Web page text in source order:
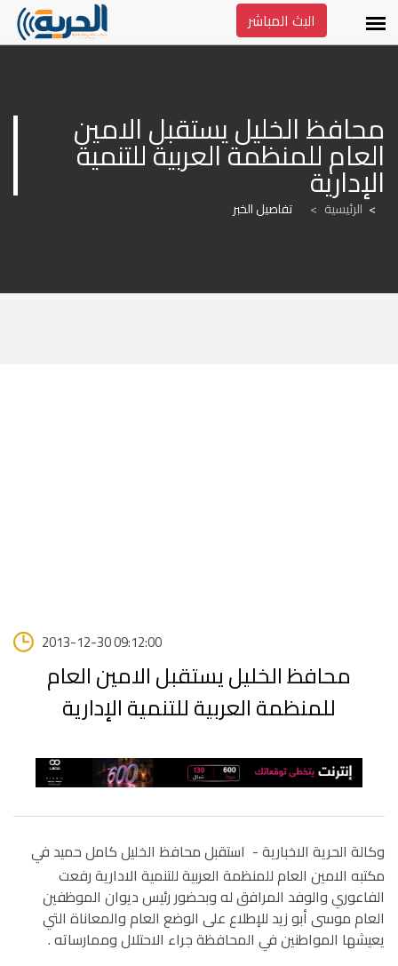
البث المباشر
العام للمنظمة العربية للتنمية
الإدارية
الرئيسية > تفاصيل الخبر
2013-12-30 09:12:00
محافظ الخليل يستقبل الامين العام
للمنظمة العربية للتنمية الإدارية
وكالة الحرية الاخبارية - استقبل محافظ الخليل كامل حميد في
مكتبه الامين العام للمنظمة العربية للتنمية الادارية رفعت
الفاعوري والوفد المرافق له وبحضور رئيس ديوان الموظفين
العام موسى أبو زيد للإطلاع على الوضع العام والمعاناة التي
يعيشها المواطنين في المحافظة جراء الاحتلال وممارساته .